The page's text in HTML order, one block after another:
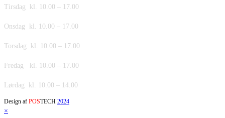
Tirsdag kl. 10.00 – 17.00
Onsdag kl. 10.00 – 17.00
Torsdag kl. 10.00 – 17.00
Fredag kl. 10.00 – 17.00
Lørdag kl. 10.00 – 14.00
Design af POSTECH 2024
×